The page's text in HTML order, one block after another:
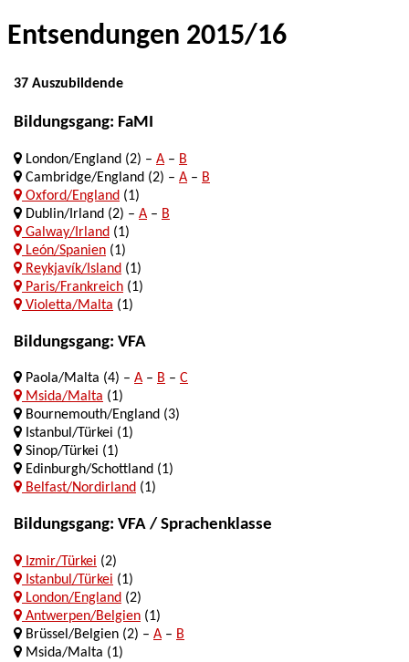
Entsendungen 2015/16
37 Auszubildende
Bildungsgang: FaMI
London/England (2) – A – B
Cambridge/England (2) – A – B
Oxford/England (1)
Dublin/Irland (2) – A – B
Galway/Irland (1)
León/Spanien (1)
Reykjavík/Island (1)
Paris/Frankreich (1)
Violetta/Malta (1)
Bildungsgang: VFA
Paola/Malta (4) – A – B – C
Msida/Malta (1)
Bournemouth/England (3)
Istanbul/Türkei (1)
Sinop/Türkei (1)
Edinburgh/Schottland (1)
Belfast/Nordirland (1)
Bildungsgang: VFA / Sprachenklasse
Izmir/Türkei (2)
Istanbul/Türkei (1)
London/England (2)
Antwerpen/Belgien (1)
Brüssel/Belgien (2) – A – B
Msida/Malta (1)